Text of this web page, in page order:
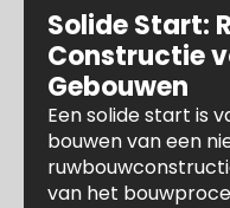
Solide Start:
Constructie
Gebouwen
Een solide start is
bouwen van een
van het